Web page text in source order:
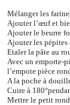
Mélanger les
Ajouter l’œuf et
Ajouter le beurre
Ajouter les pépites
Etaler la pâte au
Avec un emporte-
l’empote pièce
A la poche à
Cuire à
Mettre le petit